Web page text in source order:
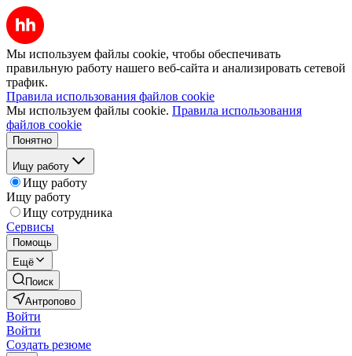
Мы используем файлы cookie, чтобы обеспечивать
правильную работу нашего веб-сайта и анализировать сетевой
трафик.
Правила использования файлов cookie
Мы используем файлы cookie. Правила использования
файлов cookie
Понятно
Ищу работу
Ищу работу
Ищу работу
Ищу сотрудника
Сервисы
Помощь
Ещё
Поиск
Антропово
Войти
Войти
Создать резюме